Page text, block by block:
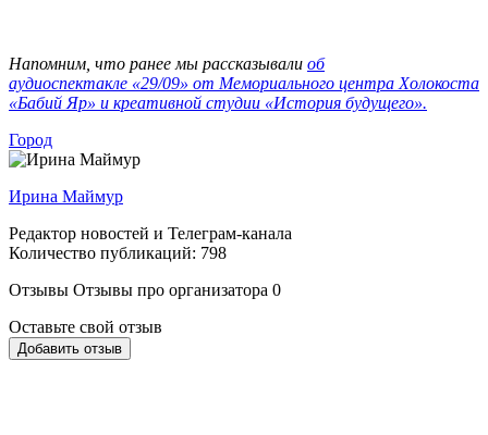
Напомним, что ранее мы рассказывали об
аудиоспектакле «29/09» от Мемориального центра Холокоста
«Бабий Яр» и креативной студии «История будущего».
Город
Ирина Маймур
Редактор новостей и Телеграм-канала
Количество публикаций: 798
Отзывы Отзывы про организатора 0
Оставьте свой отзыв
Добавить отзыв